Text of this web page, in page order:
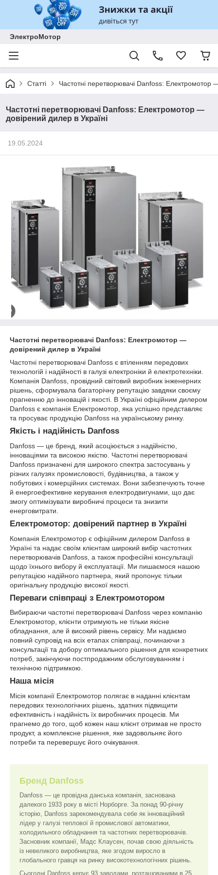
ЭлектроМотор
Статті Частотні перетворювачі Danfoss: Електромотор
Частотні перетворювачі Danfoss: Електромотор —
довірений дилер в Україні
19.05.2024
Частотні перетворювачі Danfoss: Електромотор —
довірений дилер в Україні
Частотні перетворювачі Danfoss є втіленням передових
технологій і надійності в галузі електроніки й електротехніки.
Компанія Danfoss, провідний світовий виробник інженерних
рішень, сформувала багаторічну репутацію завдяки своєму
прагненню до інновацій і якості. В Україні офіційним дилером
Danfoss є компанія Електромотор, яка успішно представляє
та просуває продукцію Danfoss на українському ринку.
Якість і надійність Danfoss
Danfoss — це бренд, який асоціюється з надійністю,
інноваціями та високою якістю. Частотні перетворювачі
Danfoss призначені для широкого спектра застосувань у
різних галузях промисловості, будівництва, а також у
побутових і комерційних системах. Вони забезпечують точне
й енергоефективне керування електродвигунами, що дає
змогу оптимізувати виробничі процеси та знизити
енерговитрати.
Електромотор: довірений партнер в Україні
Компанія Електромотор є офіційним дилером Danfoss в
Україні та надає своїм клієнтам широкий вибір частотних
перетворювачів Danfoss, а також професійні консультації
щодо їхнього вибору й експлуатації. Ми пишаємося нашою
репутацією надійного партнера, який пропонує тільки
оригінальну продукцію високої якості.
Переваги співпраці з Електромотором
Вибираючи частотні перетворювачі Danfoss через компанію
Електромотор, клієнти отримують не тільки якісне
обладнання, але й високий рівень сервісу. Ми надаємо
повний супровід на всіх етапах співпраці, починаючи з
консультації та добору оптимального рішення для конкретних
потреб, закінчуючи постпродажним обслуговуванням і
технічною підтримкою.
Наша місія
Місія компанії Електромотор полягає в наданні клієнтам
передових технологічних рішень, здатних підвищити
ефективність і надійність їх виробничих процесів. Ми
прагнемо до того, щоб кожен наш клієнт отримав не просто
продукт, а комплексне рішення, яке задовольняє його
потреби та перевершує його очікування.
Бренд Danfoss
Danfoss — це провідна данська компанія, заснована
далекого 1933 року в місті Норборге. За понад 90-річну
історію, Danfoss зарекомендувала себе як інноваційний
лідер у галузі теплової й промислової автоматики,
холодильного обладнання та частотних перетворювачів.
Засновник компанії, Мадс Клаусен, почав свою діяльність
із невеликого виробництва, яке згодом виросло в
глобального гравця на ринку високотехнологічних рішень.
Сьогодні Danfoss керує 93 заводами, розташованими в 25